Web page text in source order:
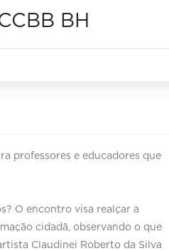
BH
professores e educadores que
O encontro visa realçar a
cidadã, observando o que
Claudinei Roberto da Silva